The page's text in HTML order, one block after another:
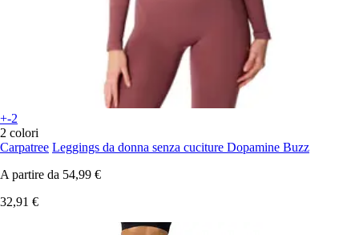
+-2
2 colori
Carpatree Leggings da donna senza cuciture Dopamine Buzz
A partire da 54,99 €
32,91 €